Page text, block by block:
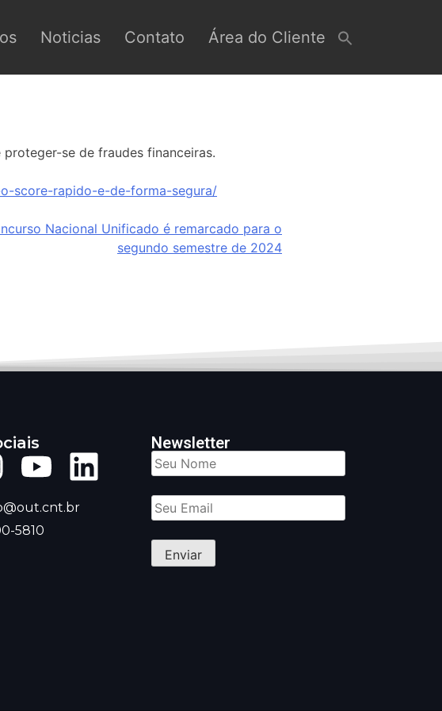
Noticias Contato Área do Cliente
se de fraudes financeiras.
score-rapido-e-de-forma-segura/
Nacional Unificado é remarcado para o
segundo semestre de 2024
5810
Newsletter